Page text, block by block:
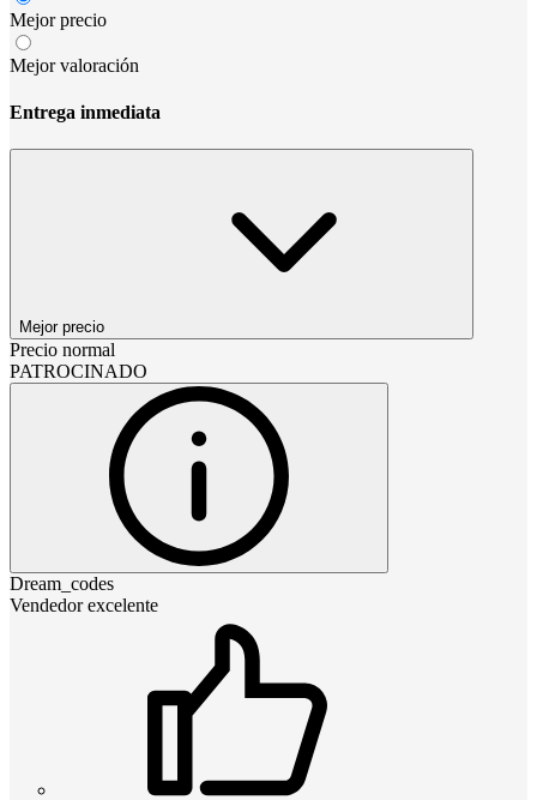
Mejor precio
Mejor valoración
Entrega inmediata
Mejor precio
Precio normal
PATROCINADO
Dream_codes
Vendedor excelente